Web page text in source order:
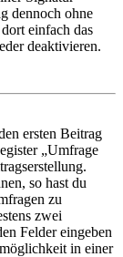
dennoch ohne
einfach das
deaktivieren.
ersten Beitrag
„Umfrage
so hast du
zu
zwei
Felder eingeben
in einer